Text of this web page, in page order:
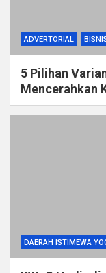
ADVERTORIAL
5 Pilihan
Mencerahkan
DAERAH ISTIMEWA